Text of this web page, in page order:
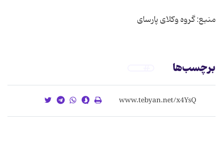
منبع: گروه وکلای پارسای
برچسب‌ها